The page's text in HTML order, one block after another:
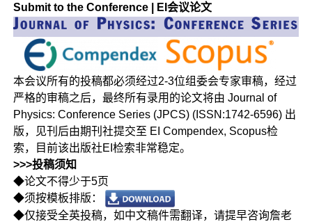
Submit to the Conference | EI会议论文
本会议所有的投稿都必须经过2-3位组委会专家审稿，经过
严格的审稿之后，最终所有录用的论文将由 Journal of
Physics: Conference Series (JPCS) (ISSN:1742-6596) 出
版，见刊后由期刊社提交至 EI Compendex, Scopus检
索，目前该出版社EI检索非常稳定。
>>>投稿须知
◆论文不得少于5页
◆须按模板排版：
◆仅接受全英投稿，如中文稿件需翻译，请提早咨询詹老